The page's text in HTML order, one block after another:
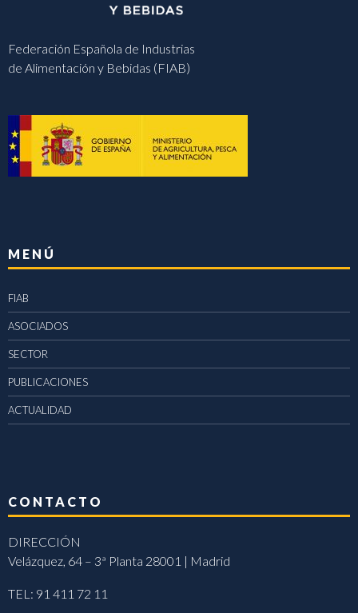
Federación Española de Industrias
de Alimentación y Bebidas (FIAB)
MENÚ
FIAB
ASOCIADOS
SECTOR
PUBLICACIONES
ACTUALIDAD
CONTACTO
DIRECCIÓN
Velázquez, 64 – 3ª Planta 28001 | Madrid
TEL: 91 411 72 11